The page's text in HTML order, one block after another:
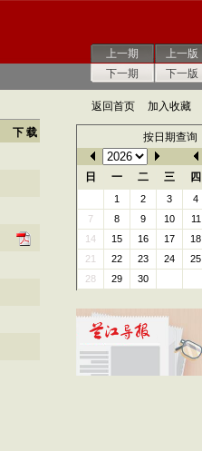
上一期
下一期
上一版
下一版
下 载
返回首页 加入收藏
按日期查询
日 一 二 三 四
1 2 3 4
7
8 9 10 11
14
15 16 17 18
21
22 23 24 25
28
29 30